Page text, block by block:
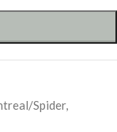
Spider,